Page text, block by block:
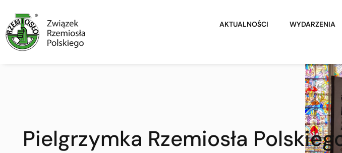
AKTUALNOŚCI WYDARZENIA
Pielgrzymka Rzemiosła